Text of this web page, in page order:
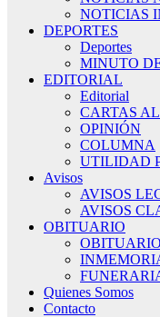
NOTICIAS
DEPORTES
Deportes
MINUTO
EDITORIAL
Editorial
CARTAS
OPINIÓN
COLUMNA
UTILIDAD
Avisos
AVISOS
AVISOS
OBITUARIO
OBITUARIO
Quienes Somos
Contacto